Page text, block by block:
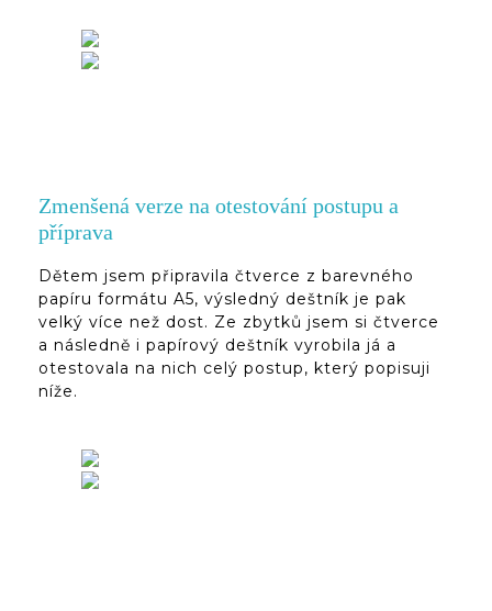
Zmenšená verze na otestování postupu a
příprava
Dětem jsem připravila čtverce z barevného
papíru formátu A5, výsledný deštník je pak
velký více než dost. Ze zbytků jsem si čtverce
a následně i papírový deštník vyrobila já a
otestovala na nich celý postup, který popisuji
níže.